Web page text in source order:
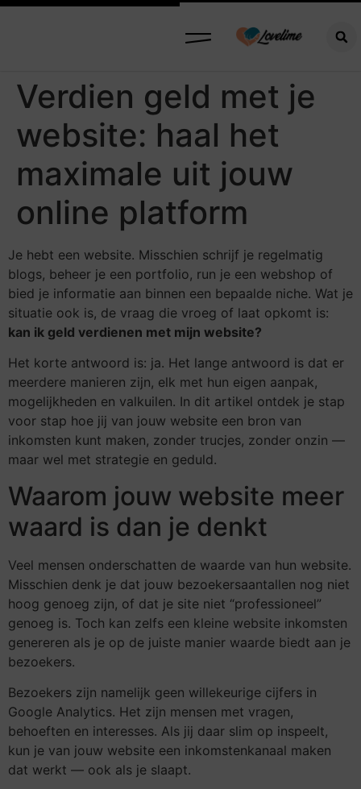
Verdien geld met je
website: haal het
maximale uit jouw
online platform
Je hebt een website. Misschien schrijf je regelmatig
blogs, beheer je een portfolio, run je een webshop of
bied je informatie aan binnen een bepaalde niche. Wat je
situatie ook is, de vraag die vroeg of laat opkomt is:
kan ik geld verdienen met mijn website?
Het korte antwoord is: ja. Het lange antwoord is dat er
meerdere manieren zijn, elk met hun eigen aanpak,
mogelijkheden en valkuilen. In dit artikel ontdek je stap
voor stap hoe jij van jouw website een bron van
inkomsten kunt maken, zonder trucjes, zonder onzin —
maar wel met strategie en geduld.
Waarom jouw website meer
waard is dan je denkt
Veel mensen onderschatten de waarde van hun website.
Misschien denk je dat jouw bezoekersaantallen nog niet
hoog genoeg zijn, of dat je site niet “professioneel”
genoeg is. Toch kan zelfs een kleine website inkomsten
genereren als je op de juiste manier waarde biedt aan je
bezoekers.
Bezoekers zijn namelijk geen willekeurige cijfers in
Google Analytics. Het zijn mensen met vragen,
behoeften en interesses. Als jij daar slim op inspeelt,
kun je van jouw website een inkomstenkanaal maken
dat werkt — ook als je slaapt.